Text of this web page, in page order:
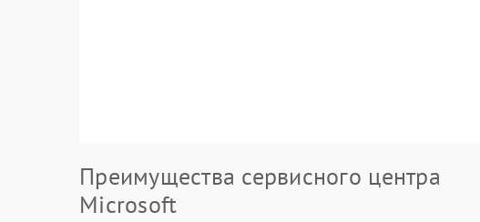
Преимущества сервисного центра
Microsoft